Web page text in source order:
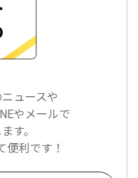
ュースや
やメールで
す。
便利です！